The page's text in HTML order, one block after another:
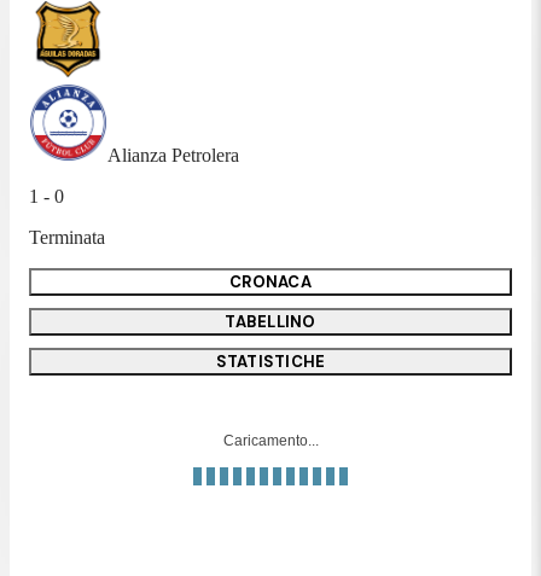
Alianza Petrolera
1 - 0
Terminata
CRONACA
TABELLINO
STATISTICHE
Caricamento...